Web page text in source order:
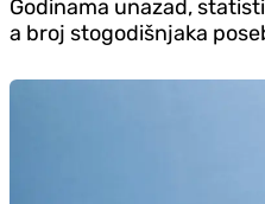
Godinama unazad,
a broj stogodišnjaka